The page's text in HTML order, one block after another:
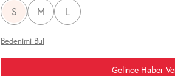
S M L
Bedenimi Bul
Gelince Haber